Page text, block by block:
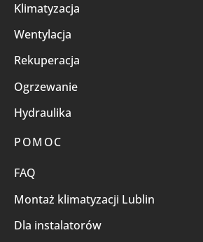
Klimatyzacja
Wentylacja
Rekuperacja
Ogrzewanie
Hydraulika
POMOC
FAQ
Montaż klimatyzacji Lublin
Dla instalatorów